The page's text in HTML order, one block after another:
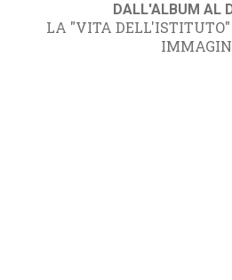
DALL'ALBUM AL
LA "VITA DELL'ISTITUTO"